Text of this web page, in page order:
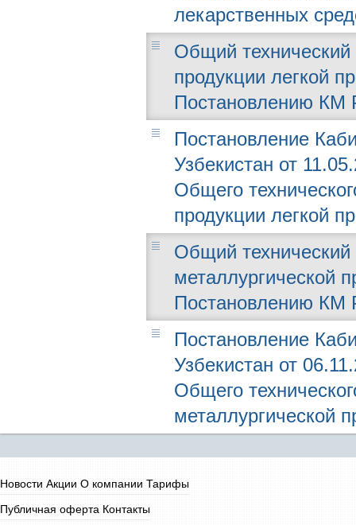
лекарственных
Общий технический
продукции легкой
Постановлению КМ
Постановление
Узбекистан от
Общего
продукции легкой
Общий технический
металлургической
Постановлению КМ
Постановление
Узбекистан от
Общего
металлургической
Новости Акции О компании Тарифы
Публичная оферта Контакты